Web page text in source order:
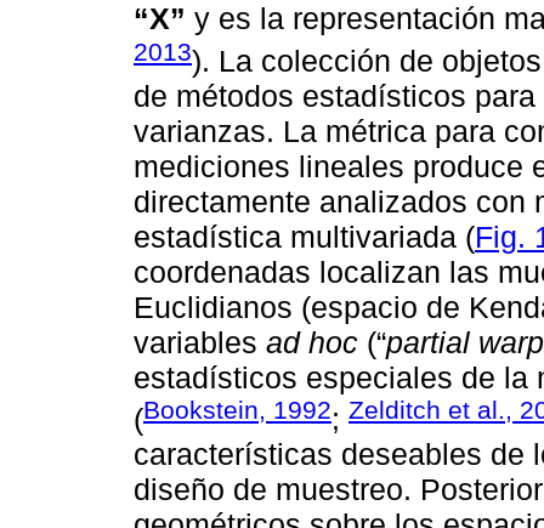
“X” y es la representación
2013). La colección de
de métodos estadísticos
varianzas. La métrica para
mediciones lineales produce
directamente analizados con
estadística multivariada (Fig.
coordenadas localizan las
Euclidianos (espacio de
variables ad hoc (“partial
estadísticos especiales de la
(Bookstein, 1992; Zelditch et al.,
características deseables de
diseño de muestreo.